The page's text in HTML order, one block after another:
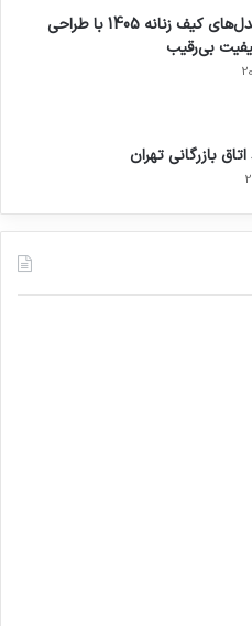
جدیدترین مدل‌های کیف زنانه 1405 با طراحی
بی‌رقیب
بازرگانی تهران